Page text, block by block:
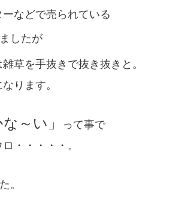
などで売られている
したが
草を手抜きで抜き抜きと。
ります。
～い」
って事で
・・・・・。
。